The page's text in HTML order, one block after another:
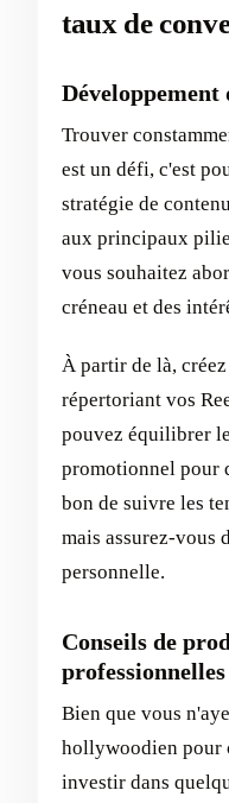
taux de
Développement
Trouver
est un défi, c'est
stratégie de
aux principaux
vous souhaitez
créneau et des
À partir de là,
répertoriant vos
pouvez équilibrer
promotionnel pour
bon de suivre les
mais assurez-vous
personnelle.
Conseils de
professionnelles
Bien que vous
hollywoodien pour
investir dans